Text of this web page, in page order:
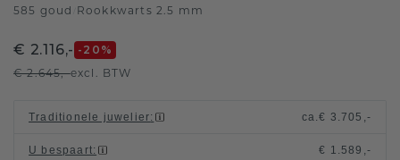
585 goud Rookkwarts 2.5 mm
€ 2.116,- -20 %
€ 2.645,-excl. BTW
Traditionele juwelier: ca.€ 3.705,-
U bespaart: € 1.589,-